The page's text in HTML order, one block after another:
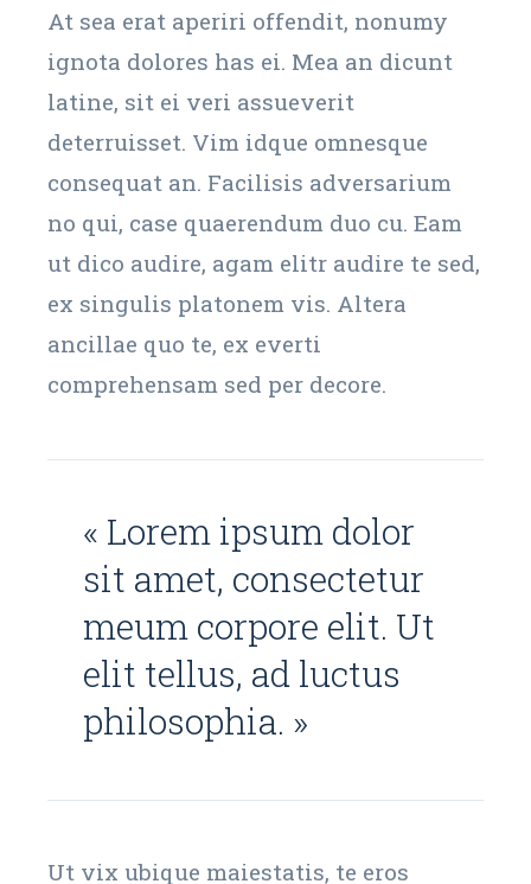
At sea erat aperiri offendit, nonumy
ignota dolores has ei. Mea an dicunt
latine, sit ei veri assueverit
deterruisset. Vim idque omnesque
consequat an. Facilisis adversarium
no qui, case quaerendum duo cu. Eam
ut dico audire, agam elitr audire te sed,
ex singulis platonem vis. Altera
ancillae quo te, ex everti
comprehensam sed per decore.
« Lorem ipsum dolor
sit amet, consectetur
meum corpore elit. Ut
elit tellus, ad luctus
philosophia. »
Ut vix ubique maiestatis, te eros